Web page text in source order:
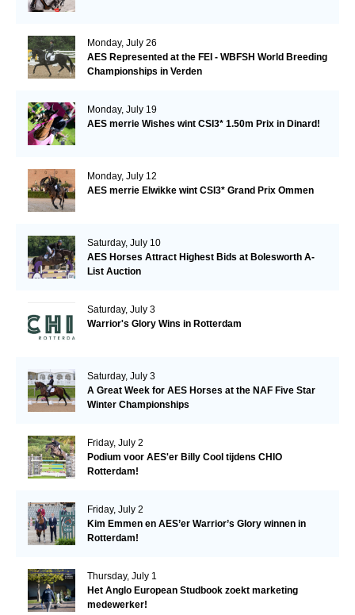
Monday, July 26
AES Represented at the FEI - WBFSH World Breeding
Championships in Verden
Monday, July 19
AES merrie Wishes wint CSI3* 1.50m Prix in Dinard!
Monday, July 12
AES merrie Elwikke wint CSI3* Grand Prix Ommen
Saturday, July 10
AES Horses Attract Highest Bids at Bolesworth A-
List Auction
Saturday, July 3
Warrior's Glory Wins in Rotterdam
Saturday, July 3
A Great Week for AES Horses at the NAF Five Star
Winter Championships
Friday, July 2
Podium voor AES'er Billy Cool tijdens CHIO
Rotterdam!
Friday, July 2
Kim Emmen en AES’er Warrior’s Glory winnen in
Rotterdam!
Thursday, July 1
Het Anglo European Studbook zoekt marketing
medewerker!